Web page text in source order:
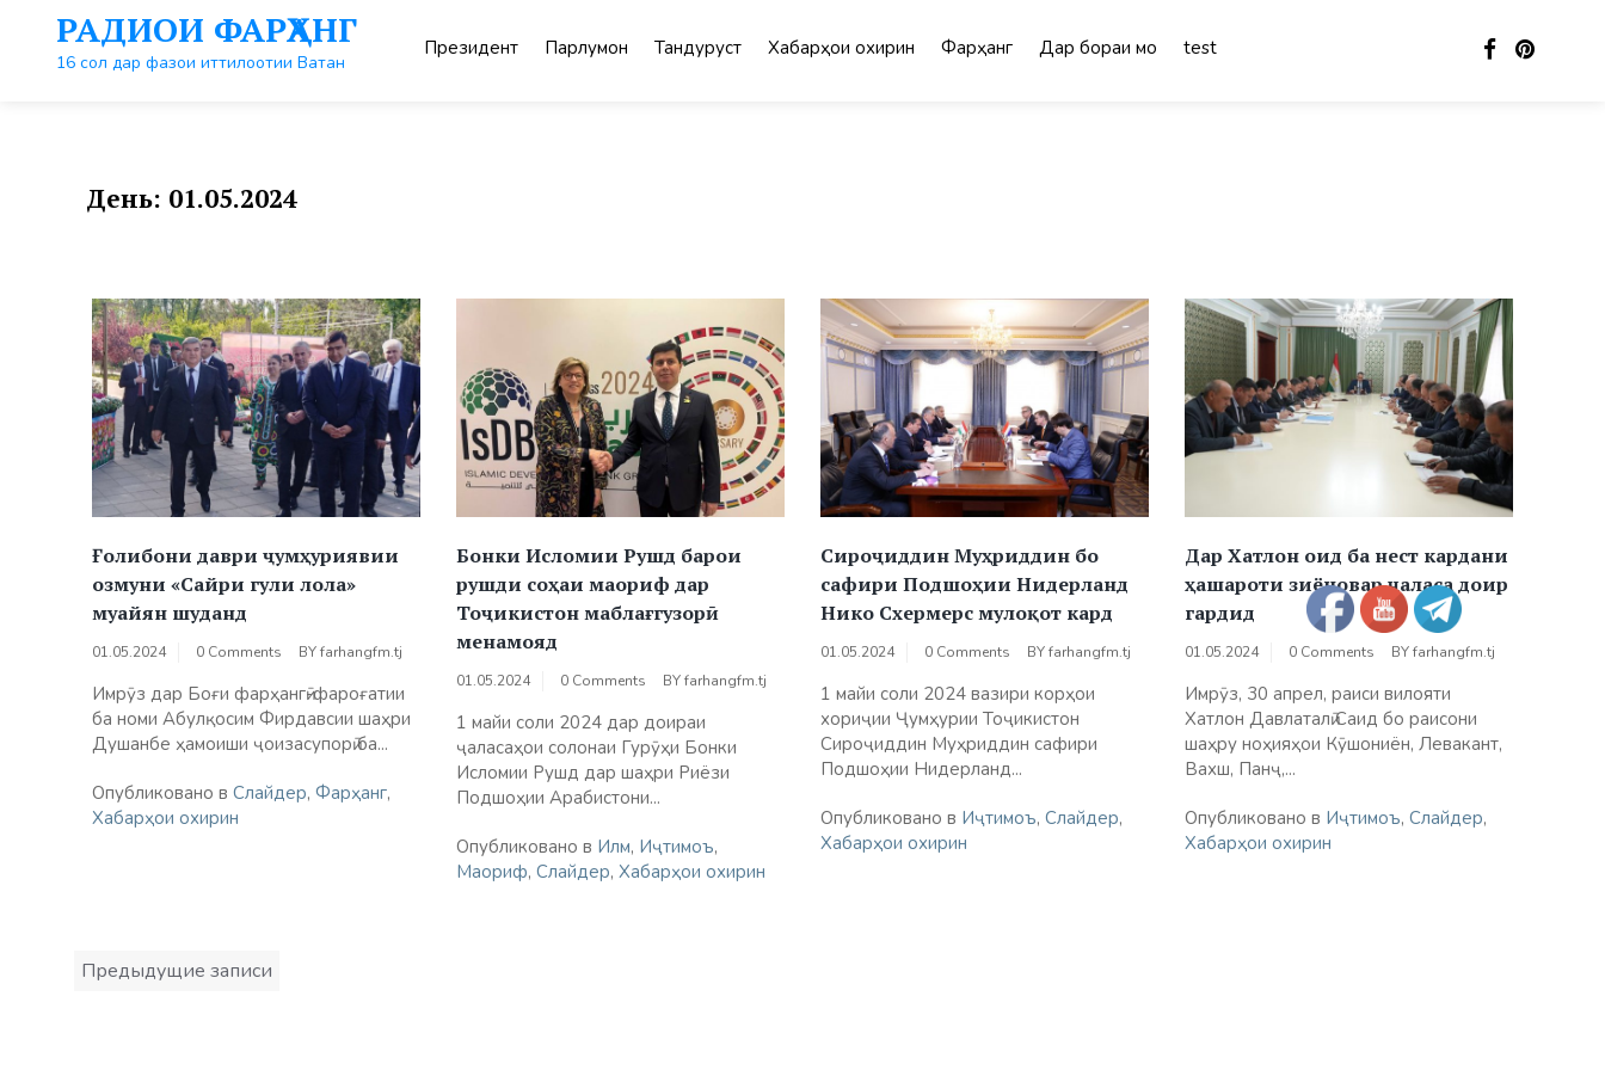
контенту
РАДИОИ ФАРҲАНГ
16 сол дар фазои иттилоотии Ватан
Президент Парлумон Тандурустӣ Хабарҳои охирин Фарҳанг Дар бораи мо test
День: 01.05.2024
Ғолибони даври ҷумҳуриявии
озмуни «Сайри гули лола»
муайян шуданд
01.05.2024 0 Comments BYfarhangfm.tj
Имрӯз дар Боғи фарҳангӣ-фароғатии
ба номи Абулқосим Фирдавсии шаҳри
Душанбе ҳамоиши ҷоизасупорӣ ба...
Опубликовано в Слайдер, Фарҳанг,
Хабарҳои охирин
Бонки Исломии Рушд барои
рушди соҳаи маориф дар
Тоҷикистон маблағгузорӣ
менамояд
01.05.2024 0 Comments BYfarhangfm.tj
1 майи соли 2024 дар доираи
ҷаласаҳои солонаи Гурӯҳи Бонки
Исломии Рушд дар шаҳри Риёзи
Подшоҳии Арабистони...
Опубликовано в Илм, Иҷтимоъ,
Маориф, Слайдер, Хабарҳои охирин
Сироҷиддин Муҳриддин бо
сафири Подшоҳии Нидерланд
Нико Схермерс мулоқот кард
01.05.2024 0 Comments BYfarhangfm.tj
1 майи соли 2024 вазири корҳои
хориҷии Ҷумҳурии Тоҷикистон
Сироҷиддин Муҳриддин сафири
Подшоҳии Нидерланд...
Опубликовано в Иҷтимоъ, Слайдер,
Хабарҳои охирин
Дар Хатлон оид ба нест кардани
ҳашароти зиёновар ҷаласа доир
гардид
01.05.2024 0 Comments BYfarhangfm.tj
Имрӯз, 30 апрел, раиси вилояти
Хатлон Давлаталӣ Саид бо раисони
шаҳру ноҳияҳои Кӯшониён, Левакант,
Вахш, Панҷ,...
Опубликовано в Иҷтимоъ, Слайдер,
Хабарҳои охирин
Навигация
по
Предыдущие записи